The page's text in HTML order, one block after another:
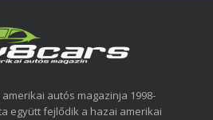
autós magazinja 1998-
együtt fejlődik a hazai amerikai